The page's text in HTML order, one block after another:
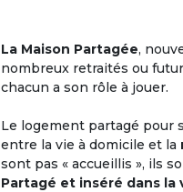
La Maison Partagée,
nombreux retraités ou
chacun a son rôle à jouer.
Le logement partagé pour
entre la vie à domicile et la
sont pas « accueillis », ils
Partagé et inséré dans la